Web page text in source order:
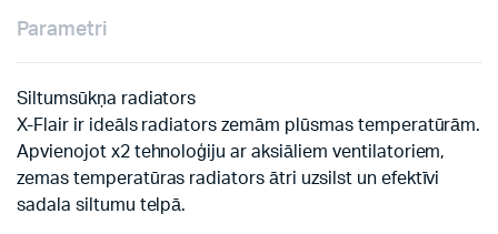
Parametri
Siltumsūkņa radiators
X-Flair ir ideāls radiators zemām plūsmas temperatūrām.
Apvienojot x2 tehnoloģiju ar aksiāliem ventilatoriem,
zemas temperatūras radiators ātri uzsilst un efektīvi
sadala siltumu telpā.